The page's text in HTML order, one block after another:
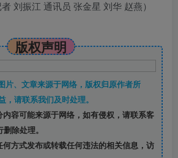
刘振江 通讯员 张金星 刘华 赵燕）
版权声明
片、文章来源于网络，版权归原作者所
，请联系我们及时处理。
容可能来源于网络，如有侵权，请联系客
删除处理。
方式发布或转载任何违法的相关信息，访